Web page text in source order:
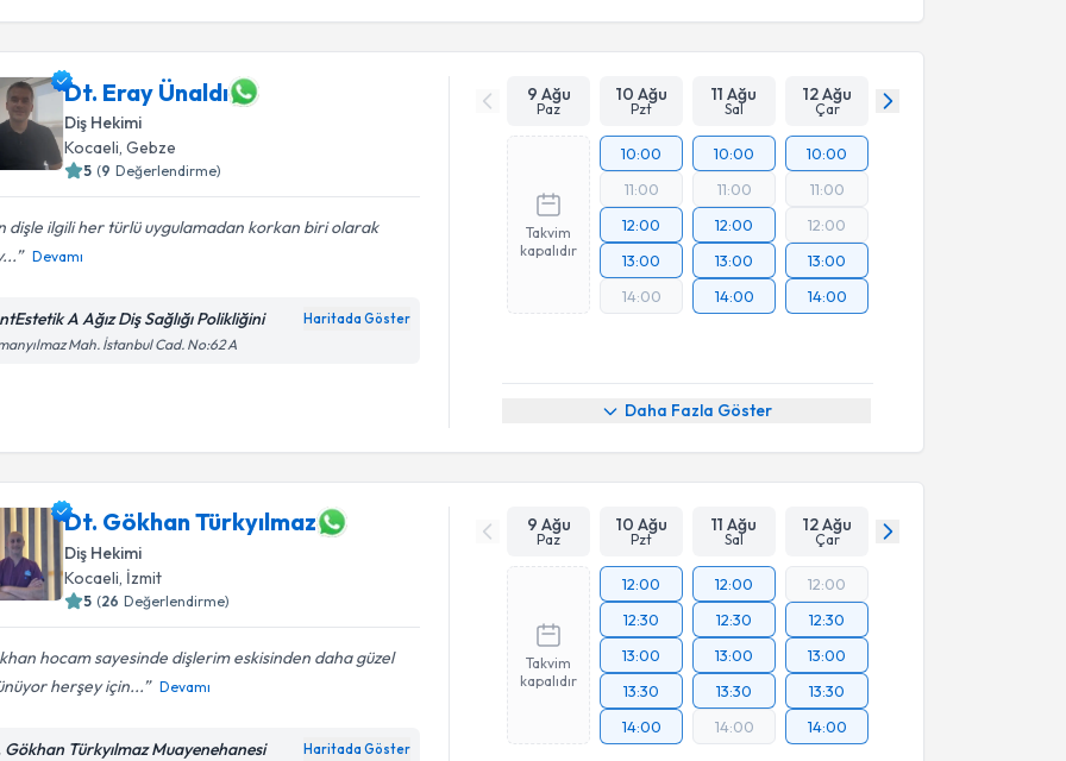
Dt. Eray Ünaldı
Diş Hekimi
Kocaeli, Gebze
5 (9 Değerlendirme)
dişle ilgili her türlü uygulamadan korkan biri olarak
Devamı
A Ağız Diş Sağlığı Polikliğini Haritada Göster
Mah. İstanbul Cad. No:62 A
9 Ağu
Paz
10 Ağu
Pzt
11 Ağu
Sal
12 Ağu
Çar
Takvim
kapalıdır
10:00
11:00
12:00
13:00
14:00
10:00
11:00
12:00
13:00
14:00
10:00
11:00
12:00
13:00
14:00
Daha Fazla Göster
Dt. Gökhan Türkyılmaz
Diş Hekimi
Kocaeli , İzmit
5 (26 Değerlendirme)
hocam sayesinde dişlerim eskisinden daha güzel
herşey için...
Devamı
Gökhan Türkyılmaz Muayenehanesi Haritada Göster
9 Ağu
Paz
10 Ağu
Pzt
11 Ağu
Sal
12 Ağu
Çar
Takvim
kapalıdır
12:00
12:30
13:00
13:30
14:00
12:00
12:30
13:00
13:30
14:00
12:00
12:30
13:00
13:30
14:00